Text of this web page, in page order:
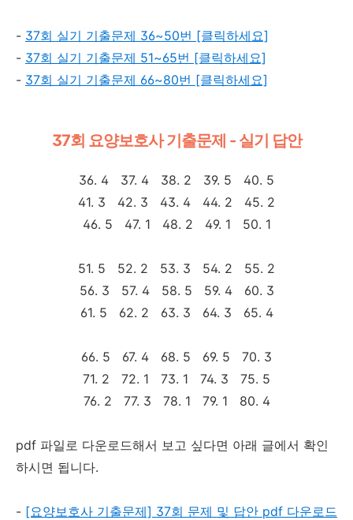
- 37회 실기 기출문제 36~50번 [클릭하세요]
- 37회 실기 기출문제 51~65번 [클릭하세요]
- 37회 실기 기출문제 66~80번 [클릭하세요]
37회 요양보호사 기출문제 - 실기 답안
36. 4 37. 4 38. 2 39. 5 40. 5
41. 3 42. 3 43. 4 44. 2 45. 2
46. 5 47. 1 48. 2 49. 1 50. 1
51. 5 52. 2 53. 3 54. 2 55. 2
56. 3 57. 4 58. 5 59. 4 60. 3
61. 5 62. 2 63. 3 64. 3 65. 4
66. 5 67. 4 68. 5 69. 5 70. 3
71. 2 72. 1 73. 1 74. 3 75. 5
76. 2 77. 3 78. 1 79. 1 80. 4
pdf 파일로 다운로드해서 보고 싶다면 아래 글에서 확인
하시면 됩니다.
- [요양보호사 기출문제] 37회 문제 및 답안 pdf 다운로드